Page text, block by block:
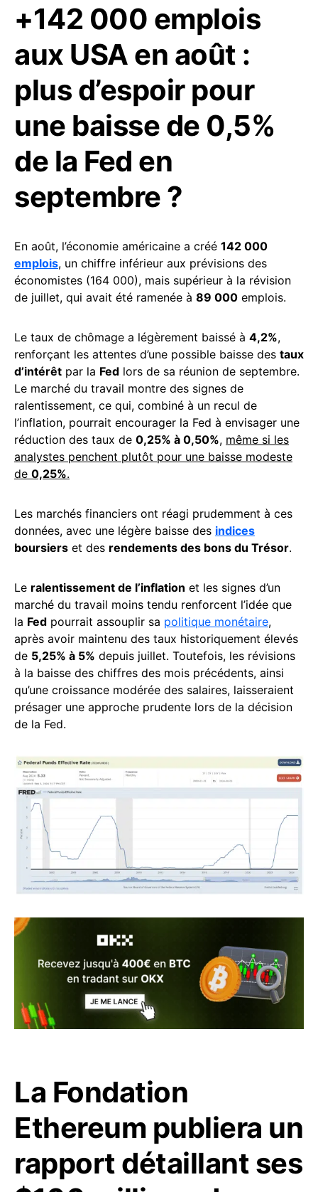
+142 000 emplois
aux USA en août :
plus d’espoir pour
une baisse de 0,5%
de la Fed en
septembre ?
En août, l’économie américaine a créé 142 000
emplois, un chiffre inférieur aux prévisions des
économistes (164 000), mais supérieur à la révision
de juillet, qui avait été ramenée à 89 000 emplois.
Le taux de chômage a légèrement baissé à 4,2%,
renforçant les attentes d’une possible baisse des taux
d’intérêt par la Fed lors de sa réunion de septembre.
Le marché du travail montre des signes de
ralentissement, ce qui, combiné à un recul de
l’inflation, pourrait encourager la Fed à envisager une
réduction des taux de 0,25% à 0,50%, même si les
analystes penchent plutôt pour une baisse modeste
de 0,25%.
Les marchés financiers ont réagi prudemment à ces
données, avec une légère baisse des indices
boursiers et des rendements des bons du Trésor.
Le ralentissement de l’inflation et les signes d’un
marché du travail moins tendu renforcent l’idée que
la Fed pourrait assouplir sa politique monétaire,
après avoir maintenu des taux historiquement élevés
de 5,25% à 5% depuis juillet. Toutefois, les révisions
à la baisse des chiffres des mois précédents, ainsi
qu’une croissance modérée des salaires, laisseraient
présager une approche prudente lors de la décision
de la Fed.
La Fondation
Ethereum publiera un
rapport détaillant ses